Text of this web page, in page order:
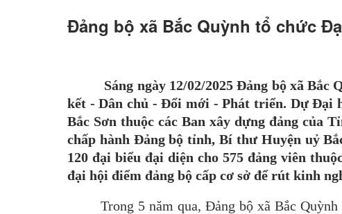
Đảng bộ xã Bắc Quỳnh tổ chức
Sáng ngày 12/02/2025 Đảng bộ xã
kết - Dân chủ - Đổi mới - Phát triển. Dự Đại
Bắc Sơn thuộc các Ban xây dựng đảng của
chấp hành Đảng bộ tỉnh, Bí thư Huyện uỷ
120 đại biểu đại diện cho 575 đảng viên
đại hội điểm đảng bộ cấp cơ sở để rút kinh
Trong 5 năm qua, Đảng bộ xã Bắc